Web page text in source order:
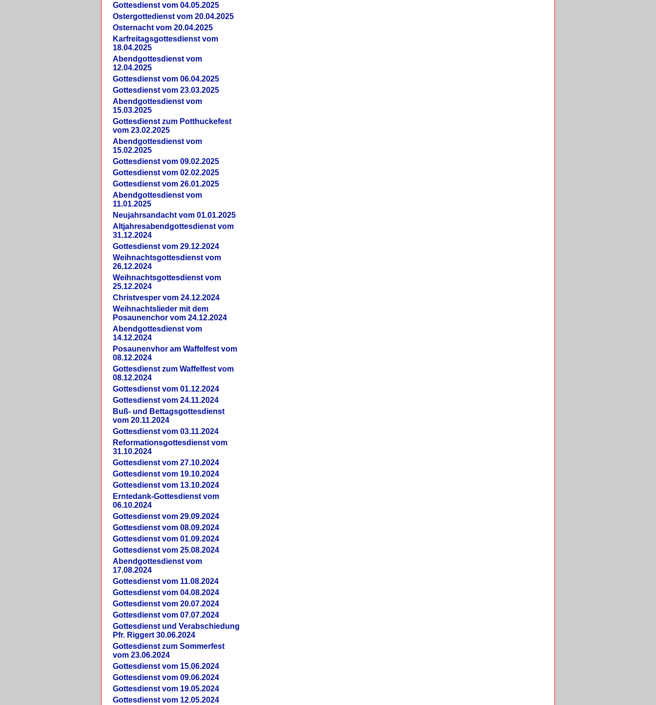
Gottesdienst vom 04.05.2025
Ostergottedienst vom 20.04.2025
Osternacht vom 20.04.2025
Karfreitagsgottesdienst vom
18.04.2025
Abendgottesdienst vom
12.04.2025
Gottesdienst vom 06.04.2025
Gottesdienst vom 23.03.2025
Abendgottesdienst vom
15.03.2025
Gottesdienst zum Potthuckefest
vom 23.02.2025
Abendgottesdienst vom
15.02.2025
Gottesdienst vom 09.02.2025
Gottesdienst vom 02.02.2025
Gottesdienst vom 26.01.2025
Abendgottesdienst vom
11.01.2025
Neujahrsandacht vom 01.01.2025
Altjahresabendgottesdienst vom
31.12.2024
Gottesdienst vom 29.12.2024
Weihnachtsgottesdienst vom
26.12.2024
Weihnachtsgottesdienst vom
25.12.2024
Christvesper vom 24.12.2024
Weihnachtslieder mit dem
Posaunenchor vom 24.12.2024
Abendgottesdienst vom
14.12.2024
Posaunenvhor am Waffelfest vom
08.12.2024
Gottesdienst zum Waffelfest vom
08.12.2024
Gottesdienst vom 01.12.2024
Gottesdienst vom 24.11.2024
Buß- und Bettagsgottesdienst
vom 20.11.2024
Gottesdienst vom 03.11.2024
Reformationsgottesdienst vom
31.10.2024
Gottesdienst vom 27.10.2024
Gottesdienst vom 19.10.2024
Gottesdienst vom 13.10.2024
Erntedank-Gottesdienst vom
06.10.2024
Gottesdienst vom 29.09.2024
Gottesdienst vom 08.09.2024
Gottesdienst vom 01.09.2024
Gottesdienst vom 25.08.2024
Abendgottesdienst vom
17.08.2024
Gottesdienst vom 11.08.2024
Gottesdienst vom 04.08.2024
Gottesdienst vom 20.07.2024
Gottesdienst vom 07.07.2024
Gottesdienst und Verabschiedung
Pfr. Riggert 30.06.2024
Gottesdienst zum Sommerfest
vom 23.06.2024
Gottesdienst vom 15.06.2024
Gottesdienst vom 09.06.2024
Gottesdienst vom 19.05.2024
Gottesdienst vom 12.05.2024